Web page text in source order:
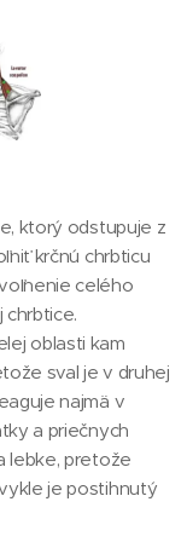
ktorý odstupuje z
krčnú chrbticu
celého
chrbtice.
oblasti kam
sval je v druhej
najmä v
a priečnych
lebke, pretože
je postihnutý